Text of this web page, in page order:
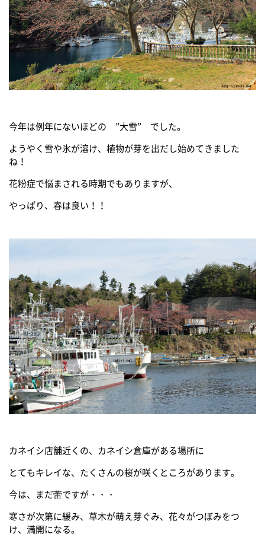
今年は例年にないほどの ”大雪” でした。
ようやく雪や氷が溶け、植物が芽を出だし始めてきました
ね！
花粉症で悩まされる時期でもありますが、
やっぱり、春は良い！！
カネイシ店舗近くの、カネイシ倉庫がある場所に
とてもキレイな、たくさんの桜が咲くところがあります。
今は、まだ蕾ですが・・・
寒さが次第に緩み、草木が萌え芽ぐみ、花々がつぼみをつ
け、満開になる。